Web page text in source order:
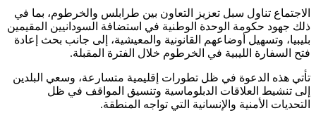
الاجتماع تناول سبل تعزيز التعاون بين طرابلس والخرطوم، بما في
ذلك جهود حكومة الوحدة الوطنية في استضافة السودانيين المقيمين
بليبيا، وتسهيل أوضاعهم القانونية والمعيشية، إلى جانب بحث إعادة
فتح السفارة الليبية في الخرطوم خلال الفترة المقبلة.
تأتي هذه الدعوة في ظل تطورات إقليمية متسارعة، وسعي البلدين
إلى تنشيط العلاقات الدبلوماسية وتنسيق المواقف في ظل
التحديات الأمنية والإنسانية التي تواجه المنطقة.